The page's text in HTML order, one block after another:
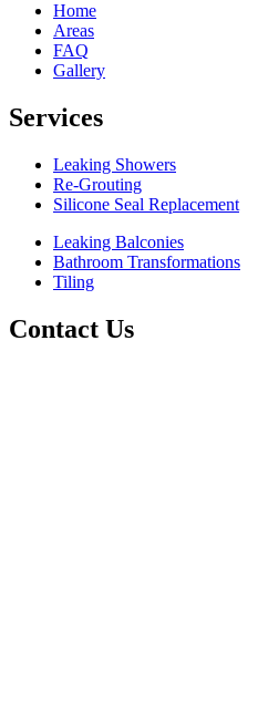
Home
Areas
FAQ
Gallery
Services
Leaking Showers
Re-Grouting
Silicone Seal Replacement
Leaking Balconies
Bathroom Transformations
Tiling
Contact Us